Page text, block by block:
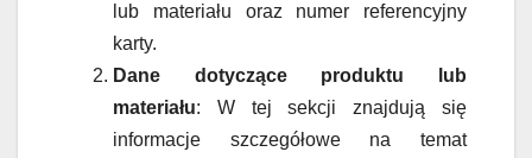
lub materiału oraz numer referencyjny
karty.
Dane dotyczące produktu lub
materiału: W tej sekcji znajdują się
informacje szczegółowe na temat